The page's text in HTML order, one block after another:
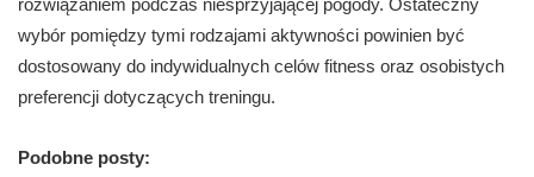
rozwiązaniem podczas niesprzyjającej pogody. Ostateczny
wybór pomiędzy tymi rodzajami aktywności powinien być
dostosowany do indywidualnych celów fitness oraz osobistych
preferencji dotyczących treningu.
Podobne posty: